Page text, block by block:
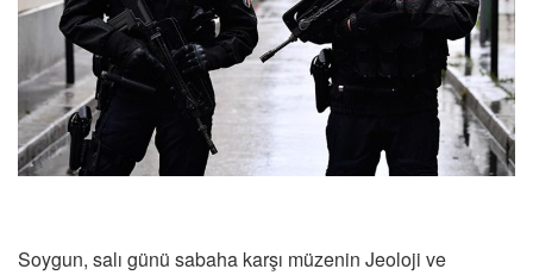
Soygun, salı günü sabaha karşı müzenin Jeoloji ve